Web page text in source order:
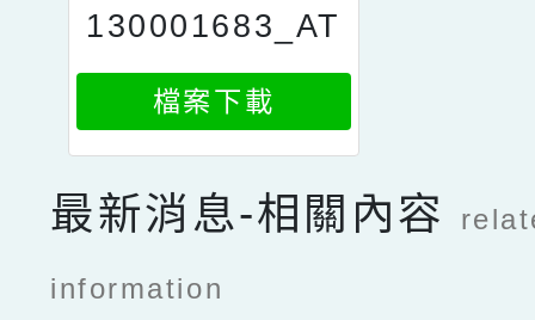
130001683_AT
TACH1
檔案下載
最新消息-相關內容
information